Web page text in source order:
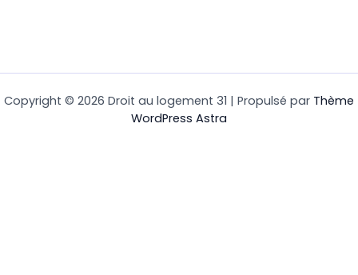
Copyright © 2026 Droit au logement 31 | Propulsé par Thème
WordPress Astra